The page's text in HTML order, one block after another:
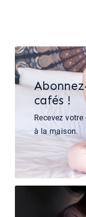
cafés !
Recevez
à la maison.